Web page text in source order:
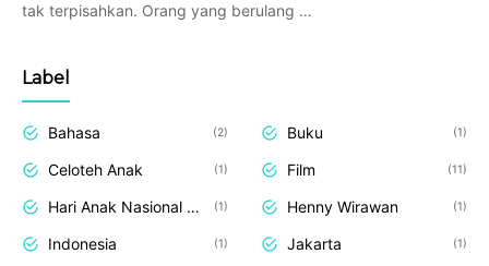
tak terpisahkan. Orang yang berulang …
Label
Bahasa 2 Buku 1
Celoteh Anak 1 Film 11
Hari Anak Nasional 2013 1 Henny Wirawan 1
Indonesia 1 Jakarta 1